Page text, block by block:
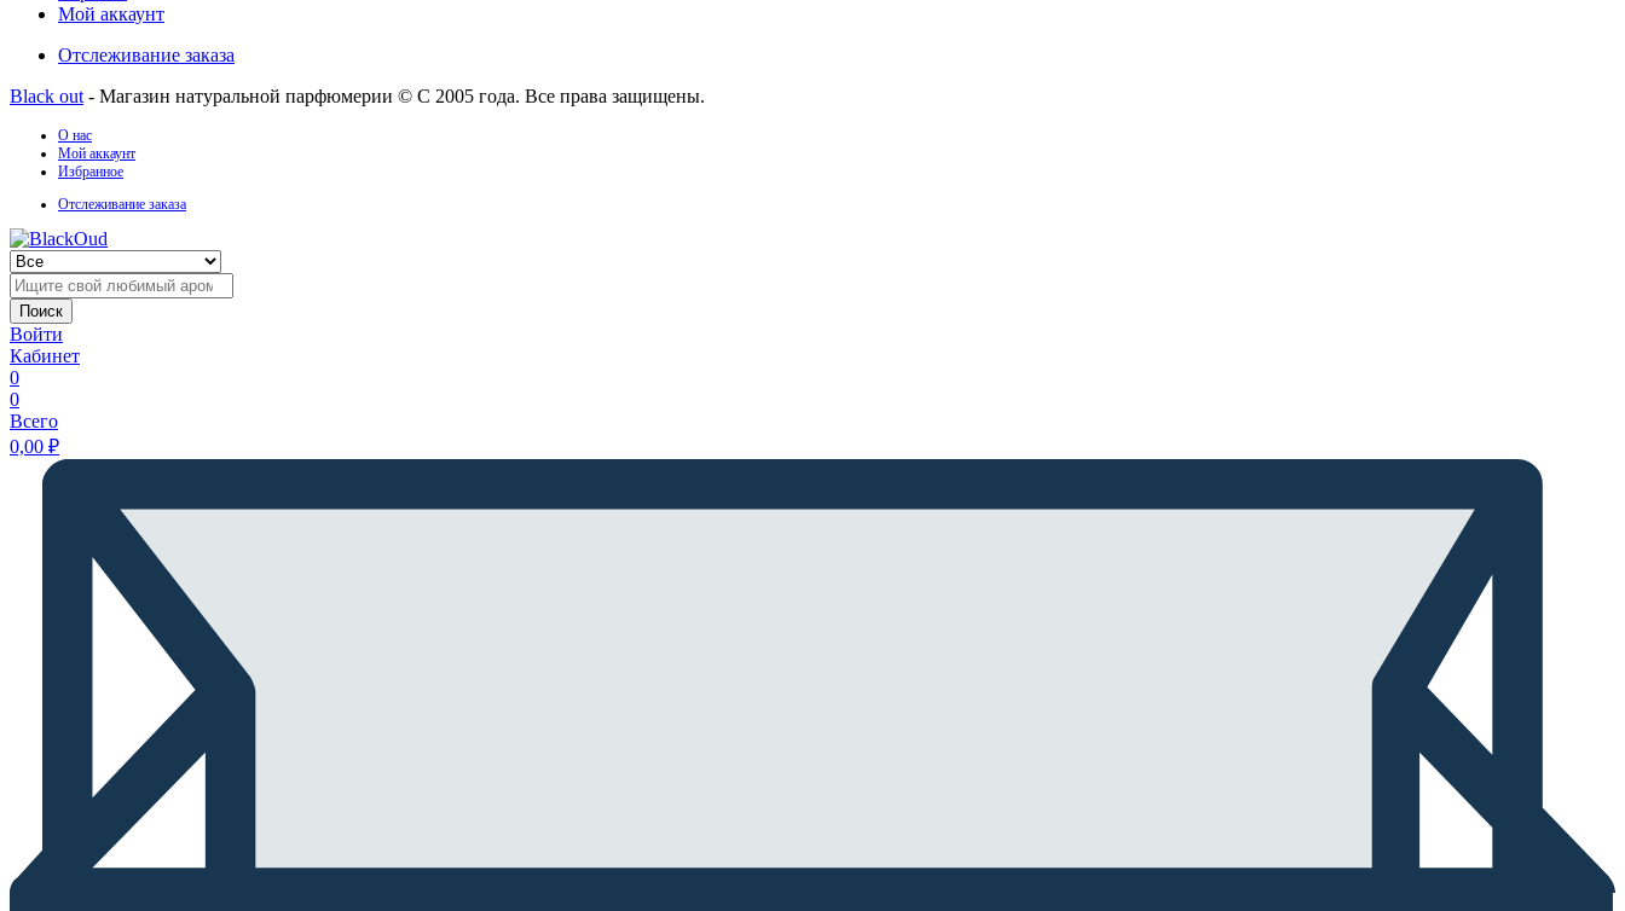
Мой аккаунт
Отслеживание заказа
Black out - Магазин натуральной парфюмерии © С 2005 года. Все права защищены.
О нас
Мой аккаунт
Избранное
Отслеживание заказа
Поиск
Войти
Кабинет
0
0
Всего
0,00 ₽